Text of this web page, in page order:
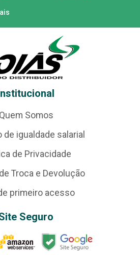
Quem Somos
de igualdade salarial
de Privacidade
Troca e Devolução
primeiro acesso
Seguro